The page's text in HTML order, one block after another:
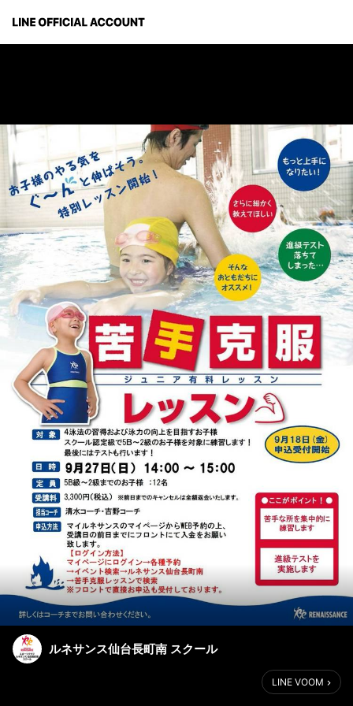
ルネサンス仙台長町南 スクール
LINE VOOM